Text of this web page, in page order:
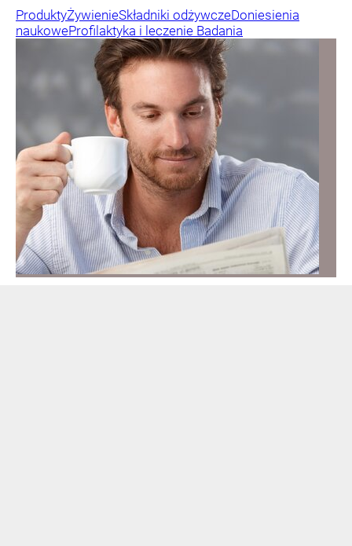
ProduktyŻywienieSkładniki odżywczeDoniesienia
naukoweProfilaktyka i leczenie Badania